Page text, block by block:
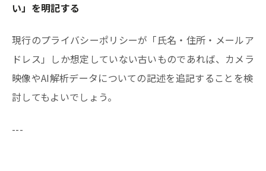
い」を明記する
現行のプライバシーポリシーが「氏名・住所・メールア
ドレス」しか想定していない古いものであれば、カメラ
映像やAI解析データについての記述を追記することを検
討してもよいでしょう。
---